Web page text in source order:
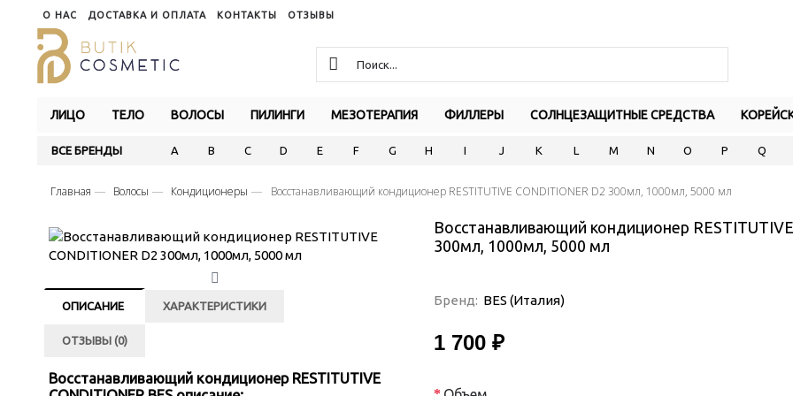
О НАС ДОСТАВКА И ОПЛАТА КОНТАКТЫ ОТЗЫВЫ
ЛИЦО ТЕЛО ВОЛОСЫ ПИЛИНГИ МЕЗОТЕРАПИЯ ФИЛЛЕРЫ СОЛНЦЕЗАЩИТНЫЕ СРЕДСТВА
ВСЕ БРЕНДЫ A B C D E F G H I J K L M N O P Q
Главная Волосы Кондиционеры Восстанавливающий кондиционер RESTITUTIVE CONDITIONER D2 300мл, 1000мл, 5000 мл
ОПИСАНИЕ ХАРАКТЕРИСТИКИ
ОТЗЫВЫ (0)
Восстанавливающий кондиционер RESTITUTIVE
Восстанавливающий кондиционер
300мл, 1000мл, 5000 мл
Бренд: BES (Италия)
1 700 ₽